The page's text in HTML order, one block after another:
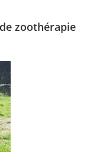
zoothérapie